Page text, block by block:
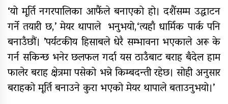
यौनिक तथा लैङ्गिक अल्पसंख्यक
बालबालिका तथा समुदायका मुद्दाका
विषयमा शिक्षकहरुलाई तालिम
राष्ट्रपति रनिङ शिल्डको जिल्ला स्तरीय
प्रतियोगिता सुरु
गर्भवतीको हेलिकप्टरबाट उद्धार
‘यो मूर्ति नगरपालिका आफैंले बनाएको हो। दशैंसम्म उद्घाटन
गर्ने तयारी छ,’ मेयर थापाले भनुभयो,‘त्यहाँ धार्मिक पार्क पनि
बनाउँछौं। ’पर्यटकीय हिसाबले धेरै सम्भावना भएकाले अरू के
गर्न सकिन्छ भनेर छलफल गर्दा यस ठाउँबाट बराह बँदेल हाम
फालेर बराह क्षेत्रमा पसेको भन्ने किम्बदन्ती रहेछ। सोही अनुसार
बराहको मूर्ति बनाउने कुरा भएको मेयर थापाले बताउनुभयो।’